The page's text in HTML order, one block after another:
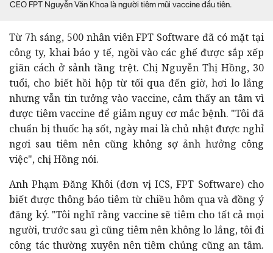
CEO FPT Nguyễn Văn Khoa là người tiêm mũi vaccine đầu tiên.
Từ 7h sáng, 500 nhân viên FPT Software đã có mặt tại
công ty, khai báo y tế, ngồi vào các ghế được sắp xếp
giãn cách ở sảnh tầng trệt. Chị Nguyễn Thị Hồng, 30
tuổi, cho biết hồi hộp từ tối qua đến giờ, hơi lo lắng
nhưng vẫn tin tưởng vào vaccine, cảm thấy an tâm vì
được tiêm vaccine để giảm nguy cơ mắc bệnh. "Tôi đã
chuẩn bị thuốc hạ sốt, ngày mai là chủ nhật được nghỉ
ngơi sau tiêm nên cũng không sợ ảnh hưởng công
việc", chị Hồng nói.
Anh Phạm Đăng Khôi (đơn vị ICS, FPT Software) cho
biết được thông báo tiêm từ chiều hôm qua và đồng ý
đăng ký. "Tôi nghĩ rằng vaccine sẽ tiêm cho tất cả mọi
người, trước sau gì cũng tiêm nên không lo lắng, tôi đi
công tác thường xuyên nên tiêm chủng cũng an tâm.